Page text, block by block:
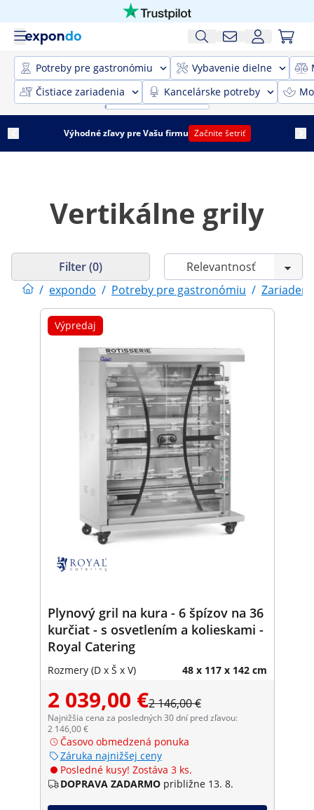
Potreby pre gastronómiu Vybavenie dielne
Čistiace zariadenia
Kancelárske potreby
Výhodné zľavy pre Vašu firmu Začnite šetriť
Vertikálne grily
/ expondo / Potreby pre gastronómiu /
Filter (0)
Výpredaj
Plynový gril na kura - 6 špízov na 36
kurčiat - s osvetlením a kolieskami -
Royal Catering
Rozmery (D x Š x V) 48 x 117 x 142 cm
2 039,00 €2 146,00 €
Najnižšia cena za posledných 30 dní pred zľavou:
2 146,00 €
Časovo obmedzená ponuka
Záruka najnižšej ceny
Posledné kusy! Zostáva 3 ks.
DOPRAVA ZADARMO približne 13. 8.